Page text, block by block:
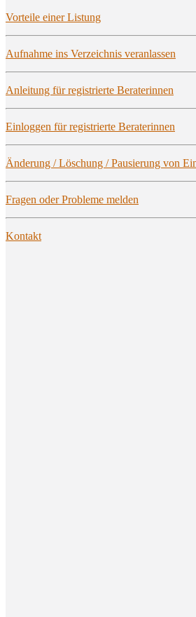
Vor­tei­le einer Listung
Auf­nah­me ins Ver­zeich­nis veranlassen
Anlei­tung für regis­trier­te Beraterinnen
Ein­log­gen für regis­trier­te Beraterinnen
Ände­rung / Löschung / Pau­sie­rung von
Fra­gen oder Pro­ble­me melden
Kon­takt